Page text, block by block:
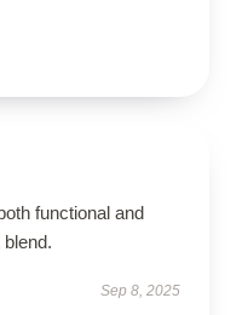
functional and
Sep 8, 2025